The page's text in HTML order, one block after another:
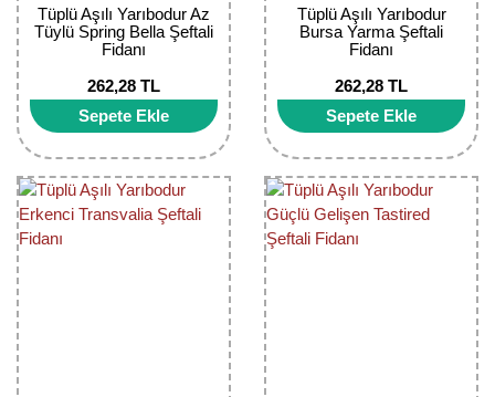
Tüplü Aşılı Yarıbodur Az
Tüylü Spring Bella Şeftali
Fidanı
262,28 TL
Sepete Ekle
Tüplü Aşılı Yarıbodur
Bursa Yarma Şeftali
Fidanı
262,28 TL
Sepete Ekle